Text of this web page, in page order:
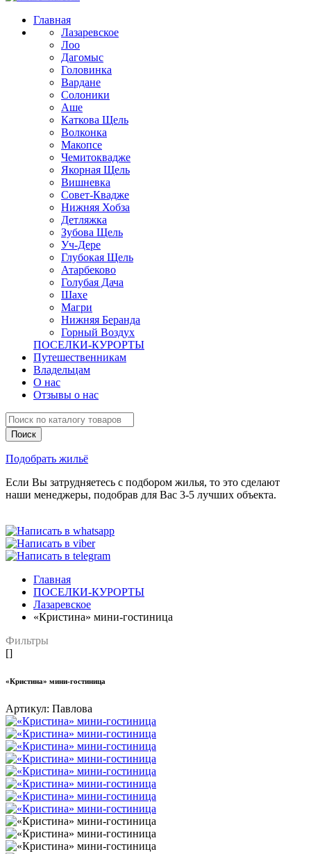
Главная
Лазаревское
Лоо
Дагомыс
Головинка
Вардане
Солоники
Аше
Каткова Щель
Волконка
Макопсе
Чемитоквадже
Якорная Щель
Вишневка
Совет-Квадже
Нижняя Хобза
Детляжка
Зубова Щель
Уч-Дере
Глубокая Щель
Атарбеково
Голубая Дача
Шахе
Магри
Нижняя Беранда
Горный Воздух
ПОСЕЛКИ-КУРОРТЫ
Путешественникам
Владельцам
О нас
Отзывы о нас
Подобрать жильё
Если Вы затрудняетесь с подбором жилья, то это сделают
наши менеджеры, подобрав для Вас 3-5 лучших объекта.
Главная
ПОСЕЛКИ-КУРОРТЫ
Лазаревское
«Кристина» мини-гостиница
Фильтры
[]
«Кристина» мини-гостиница
Артикул: Павлова